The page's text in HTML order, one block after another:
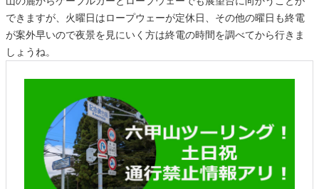
できますが、火曜日はロープウェーが定休日、その他の曜日も終電
が案外早いので夜景を見にいく方は終電の時間を調べてから行きま
しょうね。